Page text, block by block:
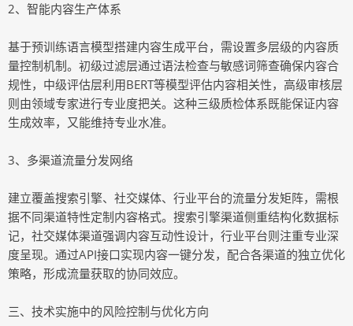
2、智能内容生产体系
基于预训练语言模型搭建内容生成平台，需设置多层级的内容质
量控制机制。初级过滤层通过语法检查与敏感词筛查确保内容合
规性，中级评估层利用BERT等模型评估内容相关性，高级审核层
则由领域专家进行专业度把关。这种三级质检体系既能保证内容
生成效率，又能维持专业水准。
3、多渠道流量分发网络
建立覆盖搜索引擎、社交媒体、行业平台的流量分发矩阵，需根
据不同渠道特性定制内容格式。搜索引擎渠道侧重结构化数据标
记，社交媒体渠道强调内容互动性设计，行业平台则注重专业深
度呈现。通过API接口实现内容一键分发，配合各渠道的独立优化
策略，形成流量获取的协同效应。
三、技术实施中的风险控制与优化方向